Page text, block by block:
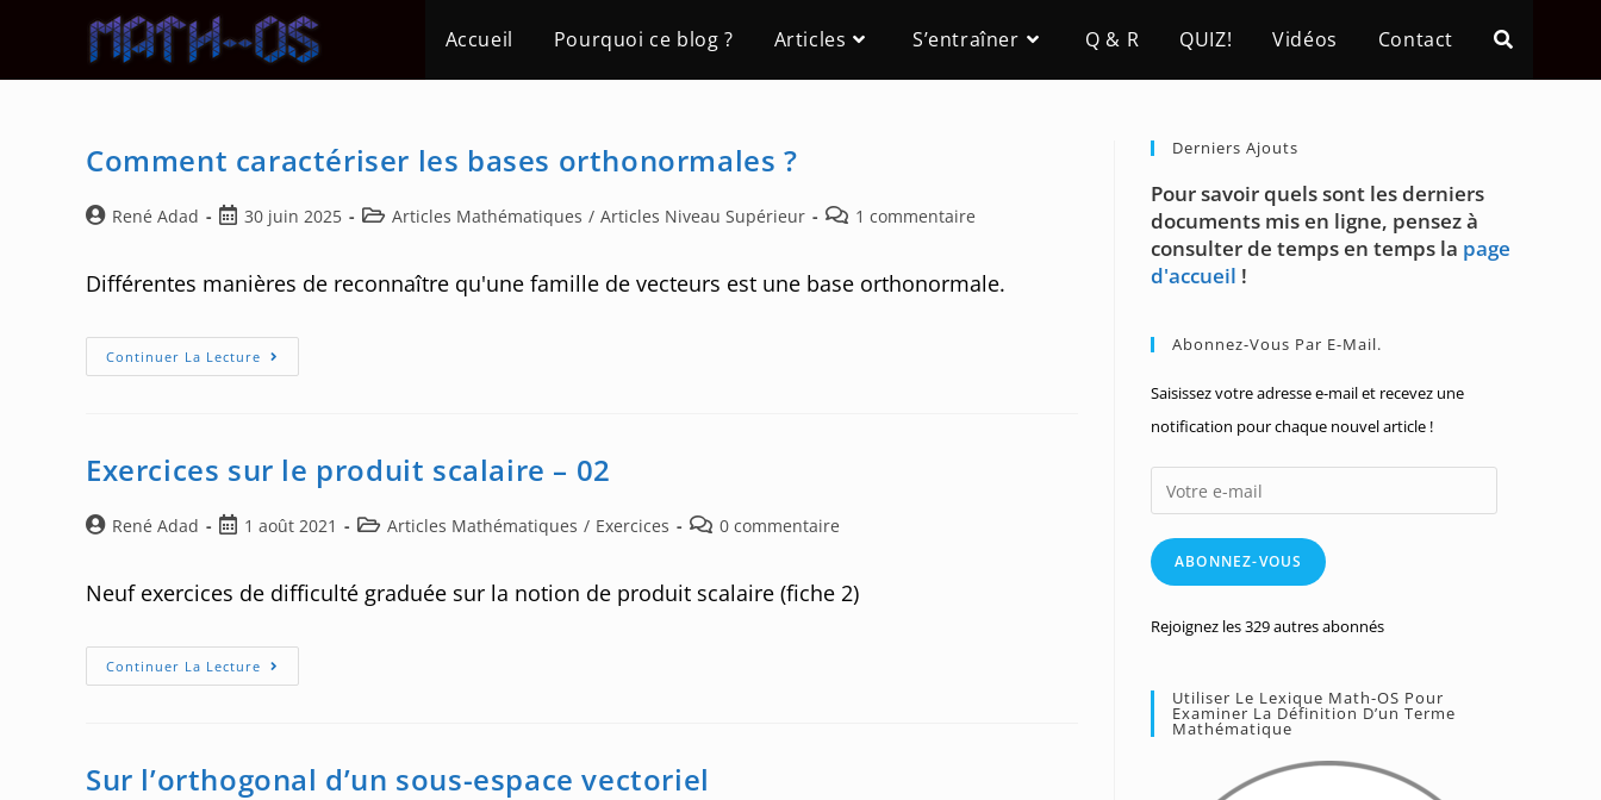
content
Accueil Pourquoi ce blog ? Articles S’entraîner Q & R QUIZ! Vidéos Contact
Comment caractériser les bases orthonormales ?
Auteur/autrice
publication :
René Adad
Post30 juin 2025
PostArticles Mathématiques / Articles Niveau Supérieur
Post1 commentaire
Différentes manières de reconnaître qu'une famille de vecteurs est une base orthonormale.
Continuer La Lecture Comment
Caractériser
Exercices sur le produit scalaire – 02
Auteur/autrice
publication :
René Adad
Post1 août 2021
PostArticles Mathématiques / Exercices
Post0 commentaire
Neuf exercices de difficulté graduée sur la notion de produit scalaire (fiche 2)
Continuer La Lecture Exercices
Sur
Sur l’orthogonal d’un sous-espace vectoriel
Derniers Ajouts
Pour savoir quels sont les derniers
documents mis en ligne, pensez à
consulter de temps en temps la page
d'accueil !
Abonnez-Vous Par E-Mail.
Saisissez votre adresse e-mail et recevez une
notification pour chaque nouvel article !
Votre
e-
mailABONNEZ-VOUS
Rejoignez les 329 autres abonnés
Utiliser Le Lexique Math-OS Pour
Examiner La Définition D’un Terme
Mathématique